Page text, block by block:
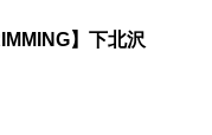
】下北沢